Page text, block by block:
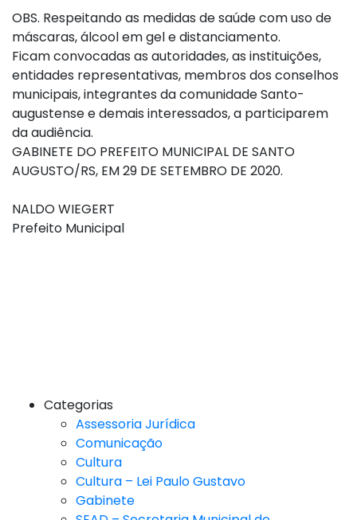
OBS. Respeitando as medidas de saúde com uso de
máscaras, álcool em gel e distanciamento.
Ficam convocadas as autoridades, as instituições,
entidades representativas, membros dos conselhos
municipais, integrantes da comunidade Santo-
augustense e demais interessados, a participarem
da audiência.
GABINETE DO PREFEITO MUNICIPAL DE SANTO
AUGUSTO/RS, EM 29 DE SETEMBRO DE 2020.
NALDO WIEGERT
Prefeito Municipal
Categorias
Assessoria Jurídica
Comunicação
Cultura
Cultura – Lei Paulo Gustavo
Gabinete